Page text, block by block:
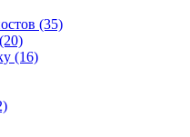
(35)
(16)